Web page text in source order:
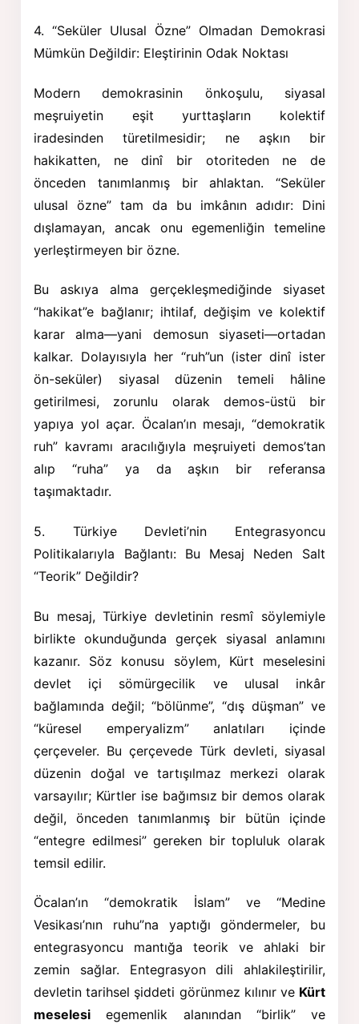
4. “Seküler Ulusal Özne” Olmadan Demokrasi
Mümkün Değildir: Eleştirinin Odak Noktası
Modern demokrasinin önkoşulu, siyasal
meşruiyetin eşit yurttaşların kolektif
iradesinden türetilmesidir; ne aşkın bir
hakikatten, ne dinî bir otoriteden ne de
önceden tanımlanmış bir ahlaktan. “Seküler
ulusal özne” tam da bu imkânın adıdır: Dini
dışlamayan, ancak onu egemenliğin temeline
yerleştirmeyen bir özne.
Bu askıya alma gerçekleşmediğinde siyaset
“hakikat”e bağlanır; ihtilaf, değişim ve kolektif
karar alma—yani demosun siyaseti—ortadan
kalkar. Dolayısıyla her “ruh”un (ister dinî ister
ön-seküler) siyasal düzenin temeli hâline
getirilmesi, zorunlu olarak demos-üstü bir
yapıya yol açar. Öcalan’ın mesajı, “demokratik
ruh” kavramı aracılığıyla meşruiyeti demos’tan
alıp “ruha” ya da aşkın bir referansa
taşımaktadır.
5. Türkiye Devleti’nin Entegrasyoncu
Politikalarıyla Bağlantı: Bu Mesaj Neden Salt
“Teorik” Değildir?
Bu mesaj, Türkiye devletinin resmî söylemiyle
birlikte okunduğunda gerçek siyasal anlamını
kazanır. Söz konusu söylem, Kürt meselesini
devlet içi sömürgecilik ve ulusal inkâr
bağlamında değil; “bölünme”, “dış düşman” ve
“küresel emperyalizm” anlatıları içinde
çerçeveler. Bu çerçevede Türk devleti, siyasal
düzenin doğal ve tartışılmaz merkezi olarak
varsayılır; Kürtler ise bağımsız bir demos olarak
değil, önceden tanımlanmış bir bütün içinde
“entegre edilmesi” gereken bir topluluk olarak
temsil edilir.
Öcalan’ın “demokratik İslam” ve “Medine
Vesikası’nın ruhu”na yaptığı göndermeler, bu
entegrasyoncu mantığa teorik ve ahlaki bir
zemin sağlar. Entegrasyon dili ahlakileştirilir,
devletin tarihsel şiddeti görünmez kılınır ve Kürt
meselesi egemenlik alanından “birlik” ve